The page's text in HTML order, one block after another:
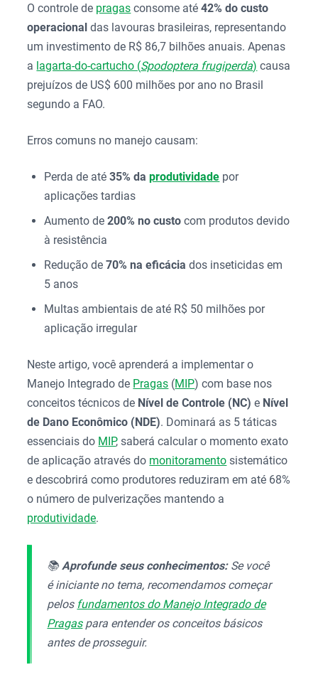
O controle de pragas consome até42% do custo
operacional das lavouras brasileiras, representando
um investimento de R$ 86,7 bilhões anuais. Apenas
a lagarta-do-cartucho (Spodoptera frugiperda) causa
prejuízos de US$ 600 milhões por ano no Brasil
segundo a FAO.
Erros comuns no manejo causam:
Perda de até35% daprodutividade por
aplicações tardias
Aumento de200% no custo com produtos devido
à resistência
Redução de70% na eficácia dos inseticidas em
5 anos
Multas ambientais de até R$ 50 milhões por
aplicação irregular
Neste artigo, você aprenderá a implementar o
Manejo Integrado de Pragas (MIP) com base nos
conceitos técnicos de Nível de Controle (NC) e Nível
de Dano Econômico (NDE). Dominará as 5 táticas
essenciais do MIP, saberá calcular o momento exato
de aplicação através do monitoramento sistemático
e descobrirá como produtores reduziram em até 68%
o número de pulverizações mantendo a
produtividade.
📚 Aprofunde seus conhecimentos:Se você
é iniciante no tema, recomendamos começar
pelos fundamentos do Manejo Integrado de
Pragaspara entender os conceitos básicos
antes de prosseguir.